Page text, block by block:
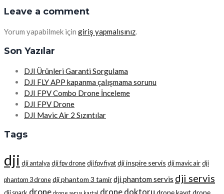
Leave a comment
Yorum yapabilmek için giriş yapmalısınız.
Son Yazılar
DJI Ürünleri Garanti Sorgulama
DJI FLY APP kapanma çalışmama sorunu
DJI FPV Combo Drone İnceleme
DJI FPV Drone
DJI Mavic Air 2 Sızıntılar
Tags
dji dji antalya dji fpv drone dji fpv fiyat dji inspire servis dji mavic air dji
phantom 3 drone dji phantom 3 tamirdji phantom servis dji servis
drone drone kayıt drone